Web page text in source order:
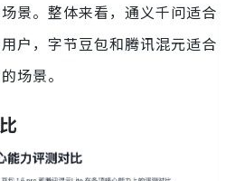
景。整体来看，通义千问适合
户，字节豆包和腾讯混元适合
场景。